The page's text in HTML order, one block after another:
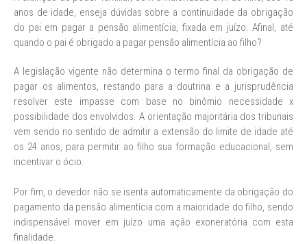
anos de idade, enseja dúvidas sobre a continuidade da obrigação
do pai em pagar a pensão alimentícia, fixada em juízo. Afinal, até
quando o pai é obrigado a pagar pensão alimentícia ao filho?
A legislação vigente não determina o termo final da obrigação de
pagar os alimentos, restando para a doutrina e a jurisprudência
resolver este impasse com base no binômio necessidade x
possibilidade dos envolvidos. A orientação majoritária dos tribunais
vem sendo no sentido de admitir a extensão do limite de idade até
os 24 anos, para permitir ao filho sua formação educacional, sem
incentivar o ócio.
Por fim, o devedor não se isenta automaticamente da obrigação do
pagamento da pensão alimentícia com a maioridade do filho, sendo
indispensável mover em juízo uma ação exoneratória com esta
finalidade.